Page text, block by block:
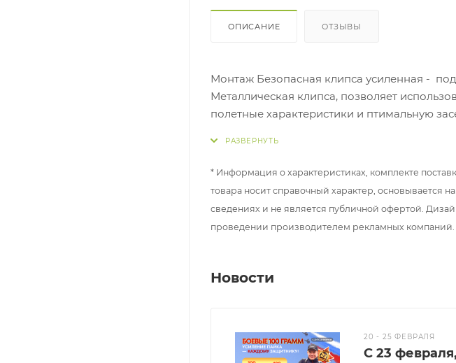
ОПИСАНИЕ ОТЗЫВЫ
Монтаж Безопасная клипса усиленная -
Металлическая клипса, позволяет
полетные характеристики и птимальную
* Информация о характеристиках, комплекте
товара носит справочный характер, основывается
сведениях и не является публичной офертой.
проведении производителем рекламных компаний.
Новости
20 - 25 ФЕВРАЛЯ
С 23